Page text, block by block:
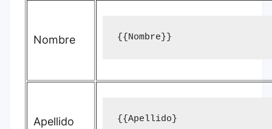
Nombre {{Nombre}}
Apellido {{Apellido}